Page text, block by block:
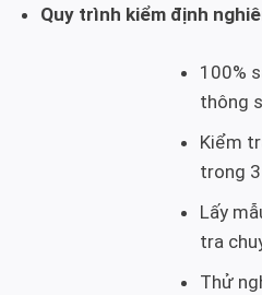
Quy trình kiểm định
100%
thông
Kiểm
trong
Lấy
tra
Thử